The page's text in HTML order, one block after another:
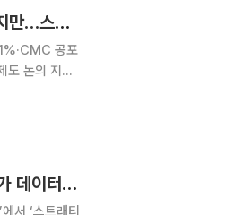
[넥스블록][비트코인 인사이트] 비트코인 9500만원선 회복했지만…스트래티지 84만BTC ‘집중 리스크’ 부각
공포
도 논의 지연
KT, 전사 AI 분석 환경 구축해 글로벌 혁신상…“질문만 하면 AI가 데이터 분석”
서 ‘스트래티